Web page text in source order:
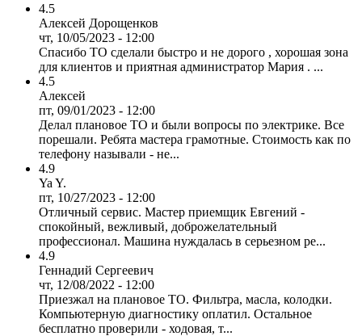
4.5
Алексей Дорощенков
чт, 10/05/2023 - 12:00
Спасибо ТО сделали быстро и не дорого , хорошая зона
для клиентов и приятная администратор Мария . ...
4.5
Алексей
пт, 09/01/2023 - 12:00
Делал плановое ТО и были вопросы по электрике. Все
порешали. Ребята мастера грамотные. Стоимость как по
телефону называли - не...
4.9
Ya Y.
пт, 10/27/2023 - 12:00
Отличный сервис. Мастер приемщик Евгений -
спокойный, вежливый, доброжелательный
профессионал. Машина нуждалась в серьезном ре...
4.9
Геннадий Сергеевич
чт, 12/08/2022 - 12:00
Приезжал на плановое ТО. Фильтра, масла, колодки.
Компьютерную диагностику оплатил. Остальное
бесплатно проверили - ходовая, т...